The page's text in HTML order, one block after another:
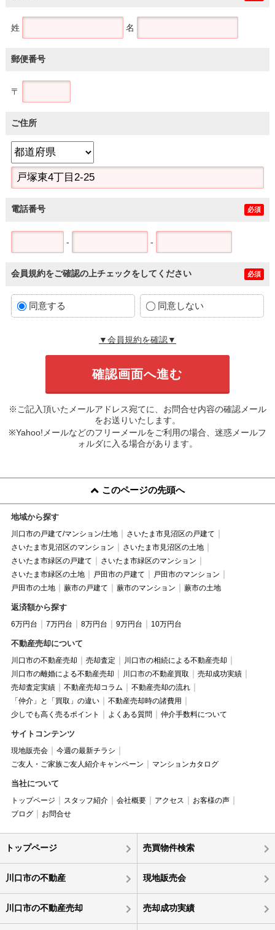
姓 名
郵便番号
〒
ご住所
電話番号 必須
- -
会員規約をご確認の上チェックをしてください 必須
同意する 同意しない
▼会員規約を確認▼
※ご記入頂いたメールアドレス宛てに、お問合せ内容の確認メール
をお送りいたします。
※Yahoo!メールなどのフリーメールをご利用の場合、迷惑メールフ
ォルダに入る場合があります。
このページの先頭へ
地域から探す
川口市の戸建て/マンション/土地
さいたま市見沼区の戸建て
さいたま市見沼区のマンション
さいたま市見沼区の土地
さいたま市緑区の戸建て
さいたま市緑区のマンション
さいたま市緑区の土地
戸田市の戸建て
戸田市のマンション
戸田市の土地
蕨市の戸建て 蕨市のマンション 蕨市の土地
返済額から探す
6万円台 7万円台 8万円台 9万円台 10万円台
不動産売却について
川口市の不動産売却 売却査定
川口市の相続による不動産売却
川口市の離婚による不動産売却
川口市の不動産買取
売却成功実績
売却査定実績
不動産売却コラム
不動産売却の流れ
「仲介」と「買取」の違い
不動産売却時の諸費用
少しでも高く売るポイント
よくある質問 仲介手数料について
サイトコンテンツ
現地販売会
今週の最新チラシ
ご友人・ご家族ご友人紹介キャンペーン
マンションカタログ
当社について
トップページ スタッフ紹介 会社概要 アクセス
お客様の声
ブログ
お問合せ
トップページ 売買物件検索
川口市の不動産 現地販売会
川口市の不動産売却 売却成功実績